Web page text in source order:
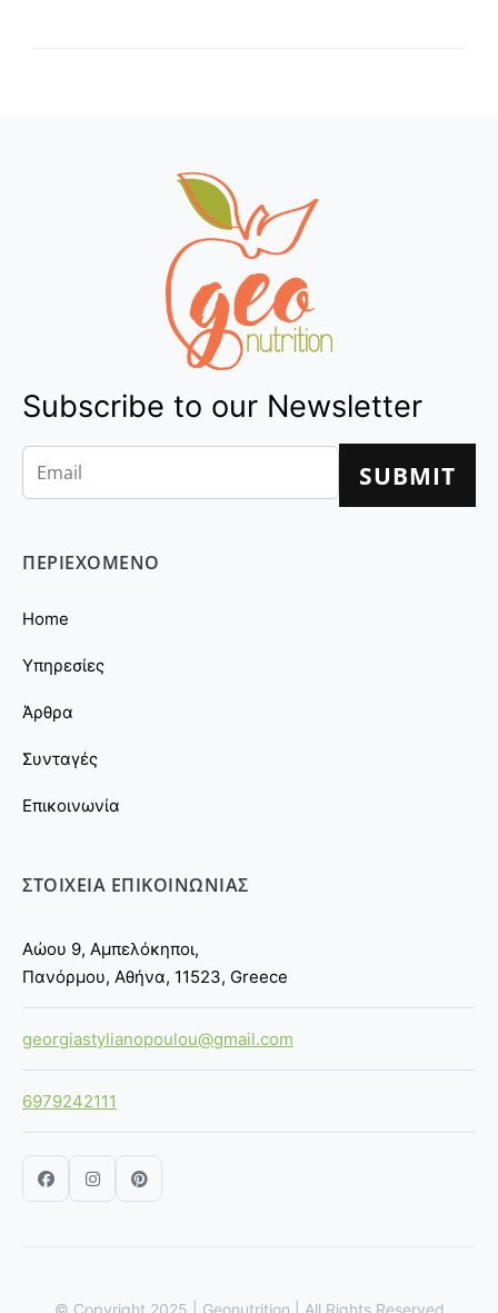
Subscribe to our Newsletter
ΠΕΡΙΕΧΟΜΕΝΟ
Home
Υπηρεσίες
Άρθρα
Συνταγές
Επικοινωνία
ΣΤΟΙΧΕΙΑ ΕΠΙΚΟΙΝΩΝΙΑΣ
Αώου 9, Αμπελόκηποι,
Πανόρμου, Αθήνα, 11523, Greece
georgiastylianopoulou@gmail.com
6979242111